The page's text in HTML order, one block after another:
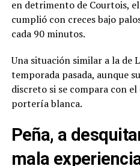
en detrimento de Courtois,
cumplió con creces bajo
cada 90 minutos.
Una situación similar a la de
temporada pasada, aunque
discreto si se compara con
portería blanca.
Peña, a
mala